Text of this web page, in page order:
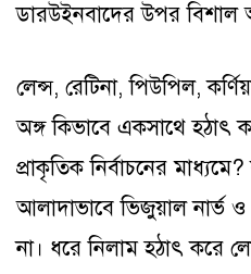
ডারউইনবাদের উপর বিশাল
লেন্স, রেটিনা, পিউপিল,
অঙ্গ কিভাবে একসাথে হঠাৎ
প্রাকৃতিক নির্বাচনের
আলাদাভাবে ভিজুয়াল নার্ভ ও
না। ধরে নিলাম হঠাৎ করে